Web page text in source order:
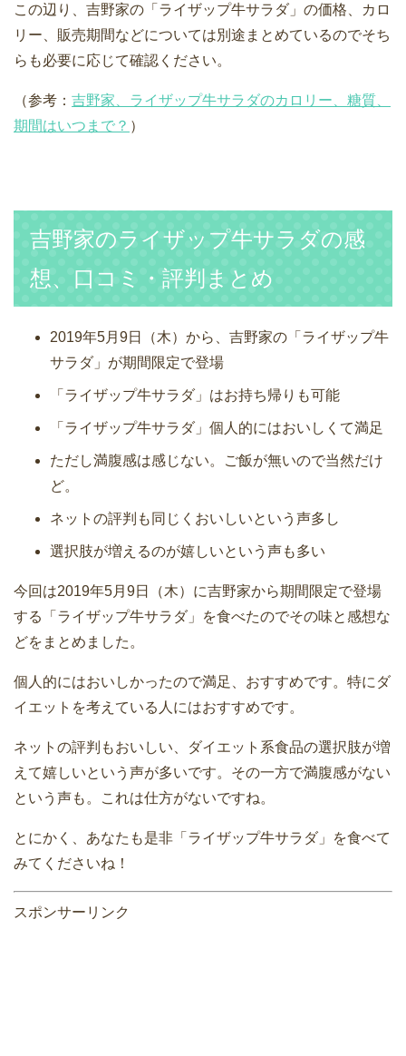
この辺り、吉野家の「ライザップ牛サラダ」の価格、カロ
リー、販売期間などについては別途まとめているのでそち
らも必要に応じて確認ください。
（参考： 吉野家、ライザップ牛サラダのカロリー、糖質、
期間はいつまで？ ）
吉野家のライザップ牛サラダの感
想、口コミ・評判まとめ
2019年5月9日（木）から、吉野家の「ライザップ牛
サラダ」が期間限定で登場
「ライザップ牛サラダ」はお持ち帰りも可能
「ライザップ牛サラダ」個人的にはおいしくて満足
ただし満腹感は感じない。ご飯が無いので当然だけ
ど。
ネットの評判も同じくおいしいという声多し
選択肢が増えるのが嬉しいという声も多い
今回は2019年5月9日（木）に吉野家から期間限定で登場
する「ライザップ牛サラダ」を食べたのでその味と感想な
どをまとめました。
個人的にはおいしかったので満足、おすすめです。特にダ
イエットを考えている人にはおすすめです。
ネットの評判もおいしい、ダイエット系食品の選択肢が増
えて嬉しいという声が多いです。その一方で満腹感がない
という声も。これは仕方がないですね。
とにかく、あなたも是非「ライザップ牛サラダ」を食べて
みてくださいね！
スポンサーリンク